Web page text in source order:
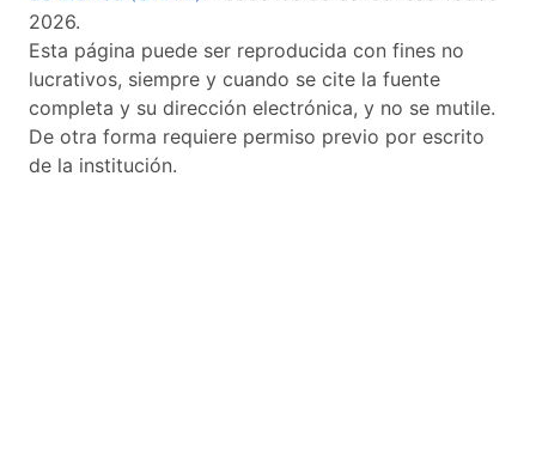
2026.
Esta página puede ser reproducida con fines no
lucrativos, siempre y cuando se cite la fuente
completa y su dirección electrónica, y no se mutile.
De otra forma requiere permiso previo por escrito
de la institución.